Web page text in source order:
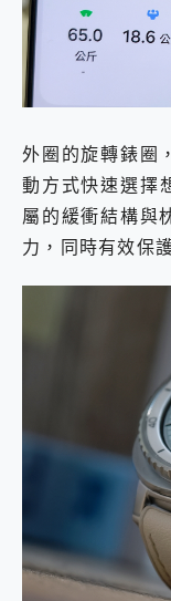
外圈的旋轉錶圈
動方式快速選擇
屬的緩衝結構與
力，同時有效保